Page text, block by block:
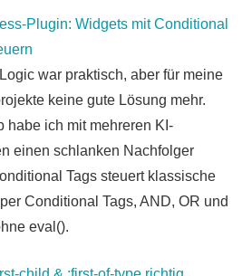
Plugin: Widgets mit Conditional
war praktisch, aber für meine
keine gute Lösung mehr.
habe ich mit mehreren KI-
einen schlanken Nachfolger
Tags steuert klassische
Conditional Tags, AND, OR und
eval().